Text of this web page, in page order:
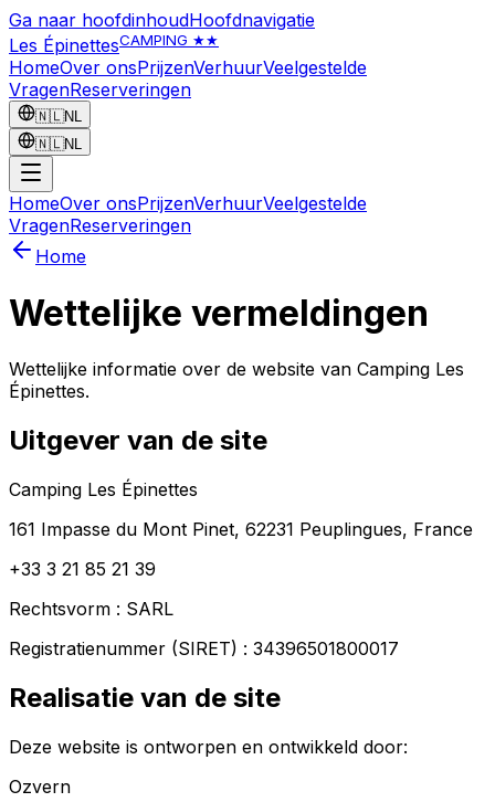
Ga naar hoofdinhoudHoofdnavigatie
Les ÉpinettesCAMPING ★★
HomeOver onsPrijzenVerhuurVeelgestelde
VragenReserveringen
🇳🇱NL
🇳🇱NL
HomeOver onsPrijzenVerhuurVeelgestelde
VragenReserveringen
Home
Wettelijke vermeldingen
Wettelijke informatie over de website van Camping Les
Épinettes.
Uitgever van de site
Camping Les Épinettes
161 Impasse du Mont Pinet, 62231 Peuplingues, France
+33 3 21 85 21 39
Rechtsvorm : SARL
Registratienummer (SIRET) : 34396501800017
Realisatie van de site
Deze website is ontworpen en ontwikkeld door:
Ozvern